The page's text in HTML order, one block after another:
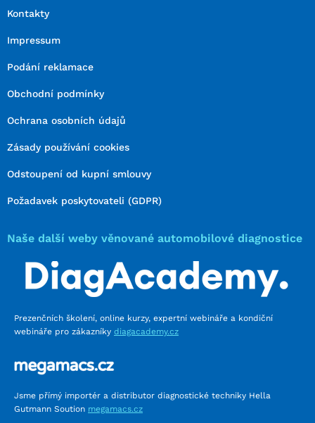
Kontakty
Impressum
Podání reklamace
Obchodní podmínky
Ochrana osobních údajů
Zásady používání cookies
Odstoupení od kupní smlouvy
Požadavek poskytovateli (GDPR)
Naše další weby věnované automobilové diagnostice
Prezenčních školení, online kurzy, expertní webináře a kondiční
webináře pro zákazníky diagacademy.cz
Jsme přímý importér a distributor diagnostické techniky Hella
Gutmann Soution megamacs.cz